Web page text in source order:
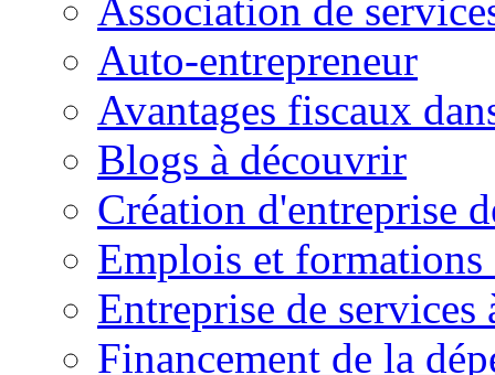
Association de
Auto-entrepreneur
Avantages fiscaux
Blogs à découvrir
Création d'entreprise
Emplois et formations
Entreprise de services
Financement de la